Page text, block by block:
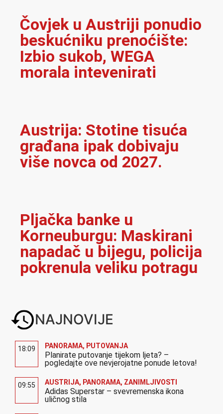
Čovjek u Austriji ponudio
beskućniku prenoćište:
Izbio sukob, WEGA
morala intevenirati
Austrija: Stotine tisuća
građana ipak dobivaju
više novca od 2027.
Pljačka banke u
Korneuburgu: Maskirani
napadač u bijegu, policija
pokrenula veliku potragu
NAJNOVIJE
18:09 PANORAMA, PUTOVANJA
Planirate putovanje tijekom ljeta? –
pogledajte ove nevjerojatne ponude letova!
09:55 AUSTRIJA, PANORAMA, ZANIMLJIVOSTI
Adidas Superstar – svevremenska ikona
uličnog stila